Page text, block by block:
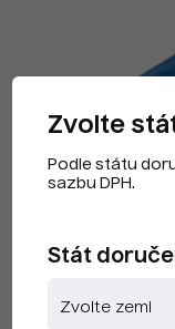
Zvolte
Podle státu
sazbu DPH.
Stát